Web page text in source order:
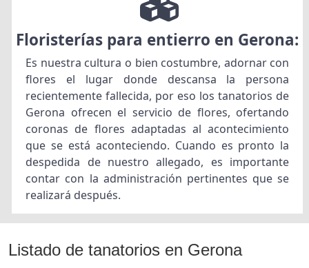
Floristerías para entierro en Gerona:
Es nuestra cultura o bien costumbre, adornar con
flores el lugar donde descansa la persona
recientemente fallecida, por eso los tanatorios de
Gerona ofrecen el servicio de flores, ofertando
coronas de flores adaptadas al acontecimiento
que se está aconteciendo. Cuando es pronto la
despedida de nuestro allegado, es importante
contar con la administración pertinentes que se
realizará después.
Listado de tanatorios en Gerona